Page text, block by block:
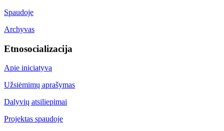
Spaudoje
Archyvas
Etnosocializacija
Apie iniciatyvą
Užsiėmimų aprašymas
Dalyvių atsiliepimai
Projektas spaudoje